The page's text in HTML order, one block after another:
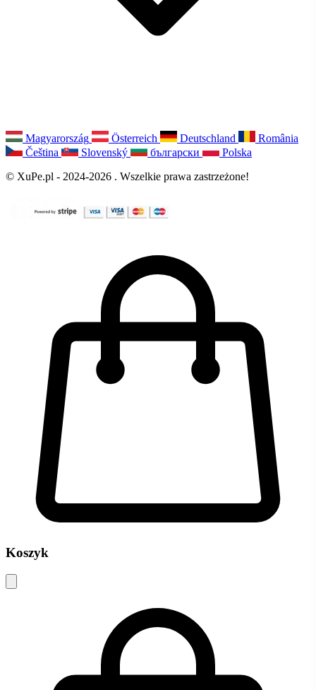
Magyarország Österreich Deutschland
România
Čeština
Slovenský български
Polska
© XuPe.pl - 2024-2026 . Wszelkie prawa zastrzeżone!
Koszyk